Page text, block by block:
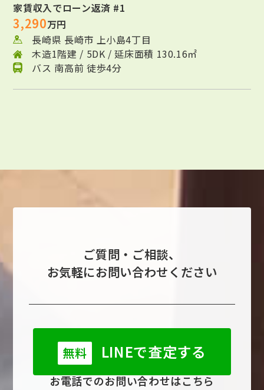
家賃収入でローン返済 #1
3,290万円
長崎県 長崎市 上小島4丁目
木造1階建 / 5DK / 延床面積 130.16㎡
バス 南高前 徒歩4分
ご質問・ご相談、
お気軽にお問い合わせください
無料 LINEで査定する
お電話でのお問い合わせはこちら